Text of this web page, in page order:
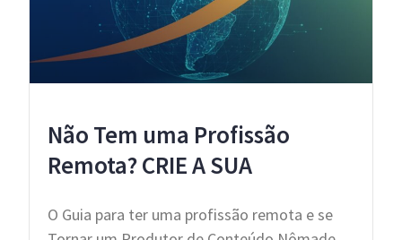
Não Tem uma Profissão
Remota? CRIE A SUA
O Guia para ter uma profissão remota e se